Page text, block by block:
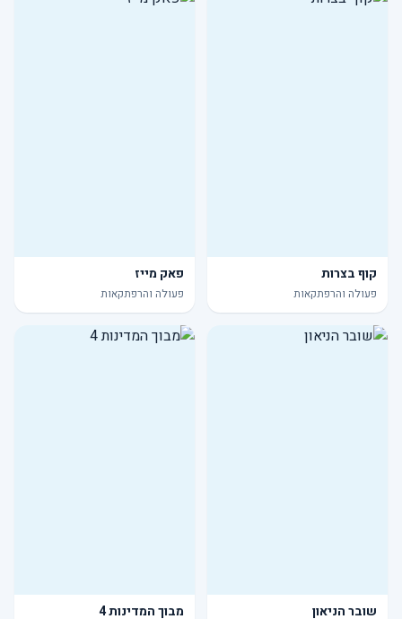
קוף בצרות
פעולה והרפתקאות
פאק מייז
פעולה והרפתקאות
שובר הניאון מבוך המדינות 4